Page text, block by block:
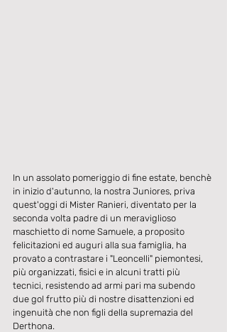
In un assolato pomeriggio di fine estate, benchè
in inizio d'autunno, la nostra Juniores, priva
quest'oggi di Mister Ranieri, diventato per la
seconda volta padre di un meraviglioso
maschietto di nome Samuele, a proposito
felicitazioni ed auguri alla sua famiglia, ha
provato a contrastare i "Leoncelli" piemontesi,
più organizzati, fisici e in alcuni tratti più
tecnici, resistendo ad armi pari ma subendo
due gol frutto più di nostre disattenzioni ed
ingenuità che non figli della supremazia del
Derthona.